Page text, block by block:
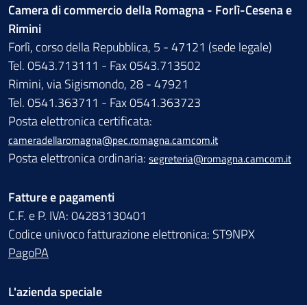
Camera di commercio della Romagna - Forlì-Cesena e
Rimini
Forlì, corso della Repubblica, 5 - 47121 (sede legale)
Tel. 0543.713111 - Fax 0543.713502
Rimini, via Sigismondo, 28 - 47921
Tel. 0541.363711 - Fax 0541.363723
Posta elettronica certificata:
cameradellaromagna@pec.romagna.camcom.it
Posta elettronica ordinaria: segreteria@romagna.camcom.it
Fatture e pagamenti
C.F. e P. IVA: 04283130401
Codice univoco fatturazione elettronica: ST9NPX
PagoPA
L'azienda speciale